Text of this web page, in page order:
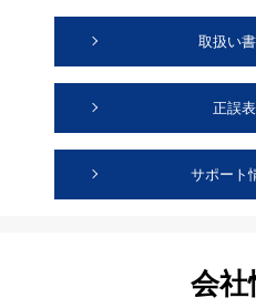
取扱い
正誤
サポート
会社